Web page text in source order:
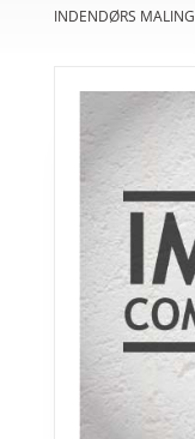
INDENDØRS MALING